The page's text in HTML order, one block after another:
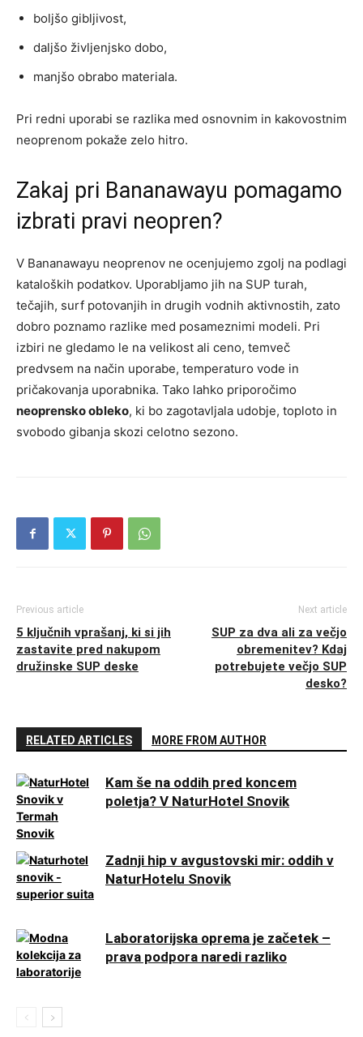
boljšo gibljivost,
daljšo življenjsko dobo,
manjšo obrabo materiala.
Pri redni uporabi se razlika med osnovnim in kakovostnim
neoprenom pokaže zelo hitro.
Zakaj pri Bananawayu pomagamo
izbrati pravi neopren?
V Bananawayu neoprenov ne ocenjujemo zgolj na podlagi
kataloških podatkov. Uporabljamo jih na SUP turah,
tečajih, surf potovanjih in drugih vodnih aktivnostih, zato
dobro poznamo razlike med posameznimi modeli. Pri
izbiri ne gledamo le na velikost ali ceno, temveč
predvsem na način uporabe, temperaturo vode in
pričakovanja uporabnika. Tako lahko priporočimo
neoprensko obleko, ki bo zagotavljala udobje, toploto in
svobodo gibanja skozi celotno sezono.
Previous article
5 ključnih vprašanj, ki si jih
zastavite pred nakupom
družinske SUP deske
Next article
SUP za dva ali za večjo
obremenitev? Kdaj
potrebujete večjo SUP
desko?
RELATED ARTICLES MORE FROM AUTHOR
Kam še na oddih pred koncem
poletja? V NaturHotel Snovik
Zadnji hip v avgustovski mir: oddih v
NaturHotelu Snovik
Laboratorijska oprema je začetek –
prava podpora naredi razliko